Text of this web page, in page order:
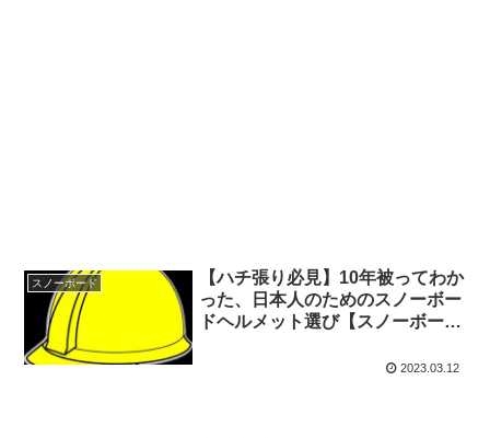
スノーボード
【ハチ張り必見】10年被ってわか
った、日本人のためのスノーボー
ドヘルメット選び【スノーボー
めの、ヘルメット試着記【日本人
2023.03.12